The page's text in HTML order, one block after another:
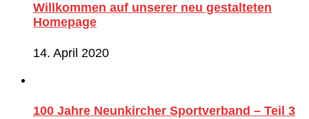
Willkommen auf unserer neu gestalteten
Homepage
14. April 2020
100 Jahre Neunkircher Sportverband – Teil 3